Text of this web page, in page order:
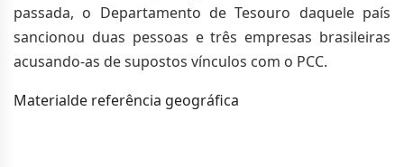
passada, o Departamento de Tesouro daquele país
sancionou duas pessoas e três empresas brasileiras
acusando-as de supostos vínculos com o PCC.
Materialde referência geográfica